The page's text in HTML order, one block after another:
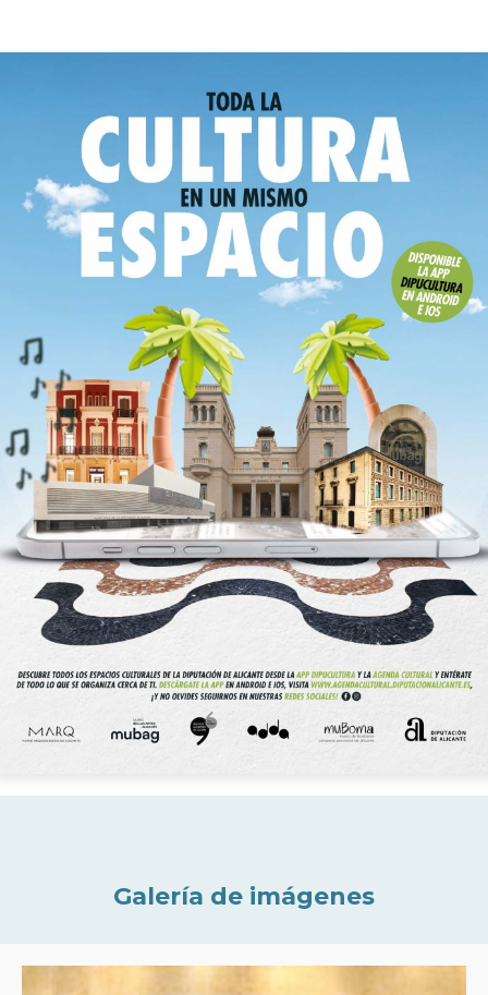
Galería de imágenes